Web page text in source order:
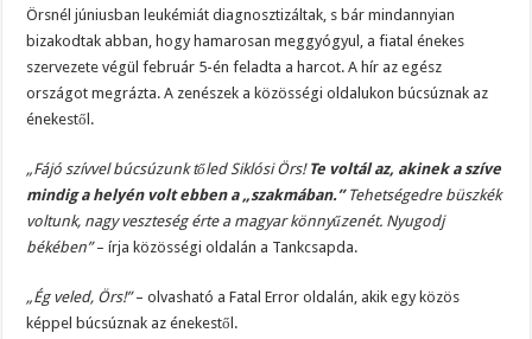
Örsnél júniusban leukémiát diagnosztizáltak, s bár mindannyian
bizakodtak abban, hogy hamarosan meggyógyul, a fiatal énekes
szervezete végül február 5-én feladta a harcot. A hír az egész
országot megrázta. A zenészek a közösségi oldalukon búcsúznak az
énekestől.
„Fájó szívvel búcsúzunk tőled Siklósi Örs! Te voltál az, akinek a szíve
mindig a helyén volt ebben a „szakmában.”Tehetségedre büszkék
voltunk, nagy veszteség érte a magyar könnyűzenét. Nyugodj
békében”– írja közösségi oldalán a Tankcsapda.
„Ég veled, Örs!”– olvasható a Fatal Error oldalán, akik egy közös
képpel búcsúznak az énekestől.